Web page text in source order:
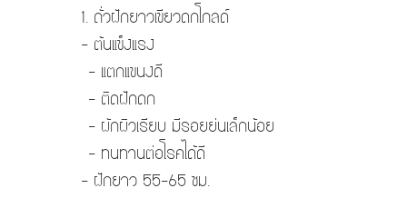
1. ถั่วฝักยาวเขียวดกโกลด์
- ต้นแข็งแรง
- แตกแขนงดี
- ติดฝักดก
- ผักผิวเรียบ มีรอยย่นเล็กน้อย
- ทนทานต่อโรคได้ดี
- ฝักยาว 55-65 ซม.